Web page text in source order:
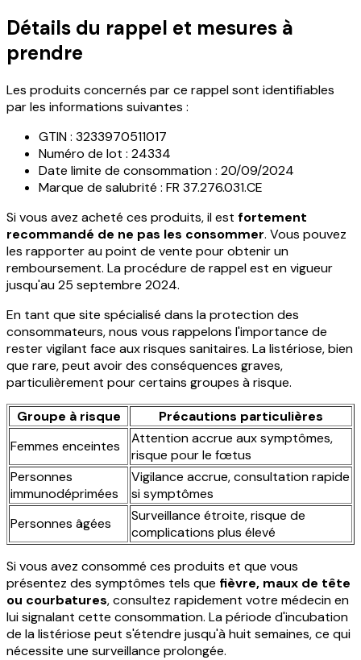
Détails du rappel et mesures à
prendre
Les produits concernés par ce rappel sont identifiables
par les informations suivantes :
GTIN : 3233970511017
Numéro de lot : 24334
Date limite de consommation : 20/09/2024
Marque de salubrité : FR 37.276.031.CE
Si vous avez acheté ces produits, il est fortement
recommandé de ne pas les consommer. Vous pouvez
les rapporter au point de vente pour obtenir un
remboursement. La procédure de rappel est en vigueur
jusqu'au 25 septembre 2024.
En tant que site spécialisé dans la protection des
consommateurs, nous vous rappelons l'importance de
rester vigilant face aux risques sanitaires. La listériose, bien
que rare, peut avoir des conséquences graves,
particulièrement pour certains groupes à risque.
Groupe à risque
Précautions particulières
Femmes enceintes
Attention accrue aux symptômes,
risque pour le fœtus
Personnes
immunodéprimées
Vigilance accrue, consultation rapide
si symptômes
Personnes âgées
Surveillance étroite, risque de
complications plus élevé
Si vous avez consommé ces produits et que vous
présentez des symptômes tels que fièvre, maux de tête
ou courbatures, consultez rapidement votre médecin en
lui signalant cette consommation. La période d'incubation
de la listériose peut s'étendre jusqu'à huit semaines, ce qui
nécessite une surveillance prolongée.